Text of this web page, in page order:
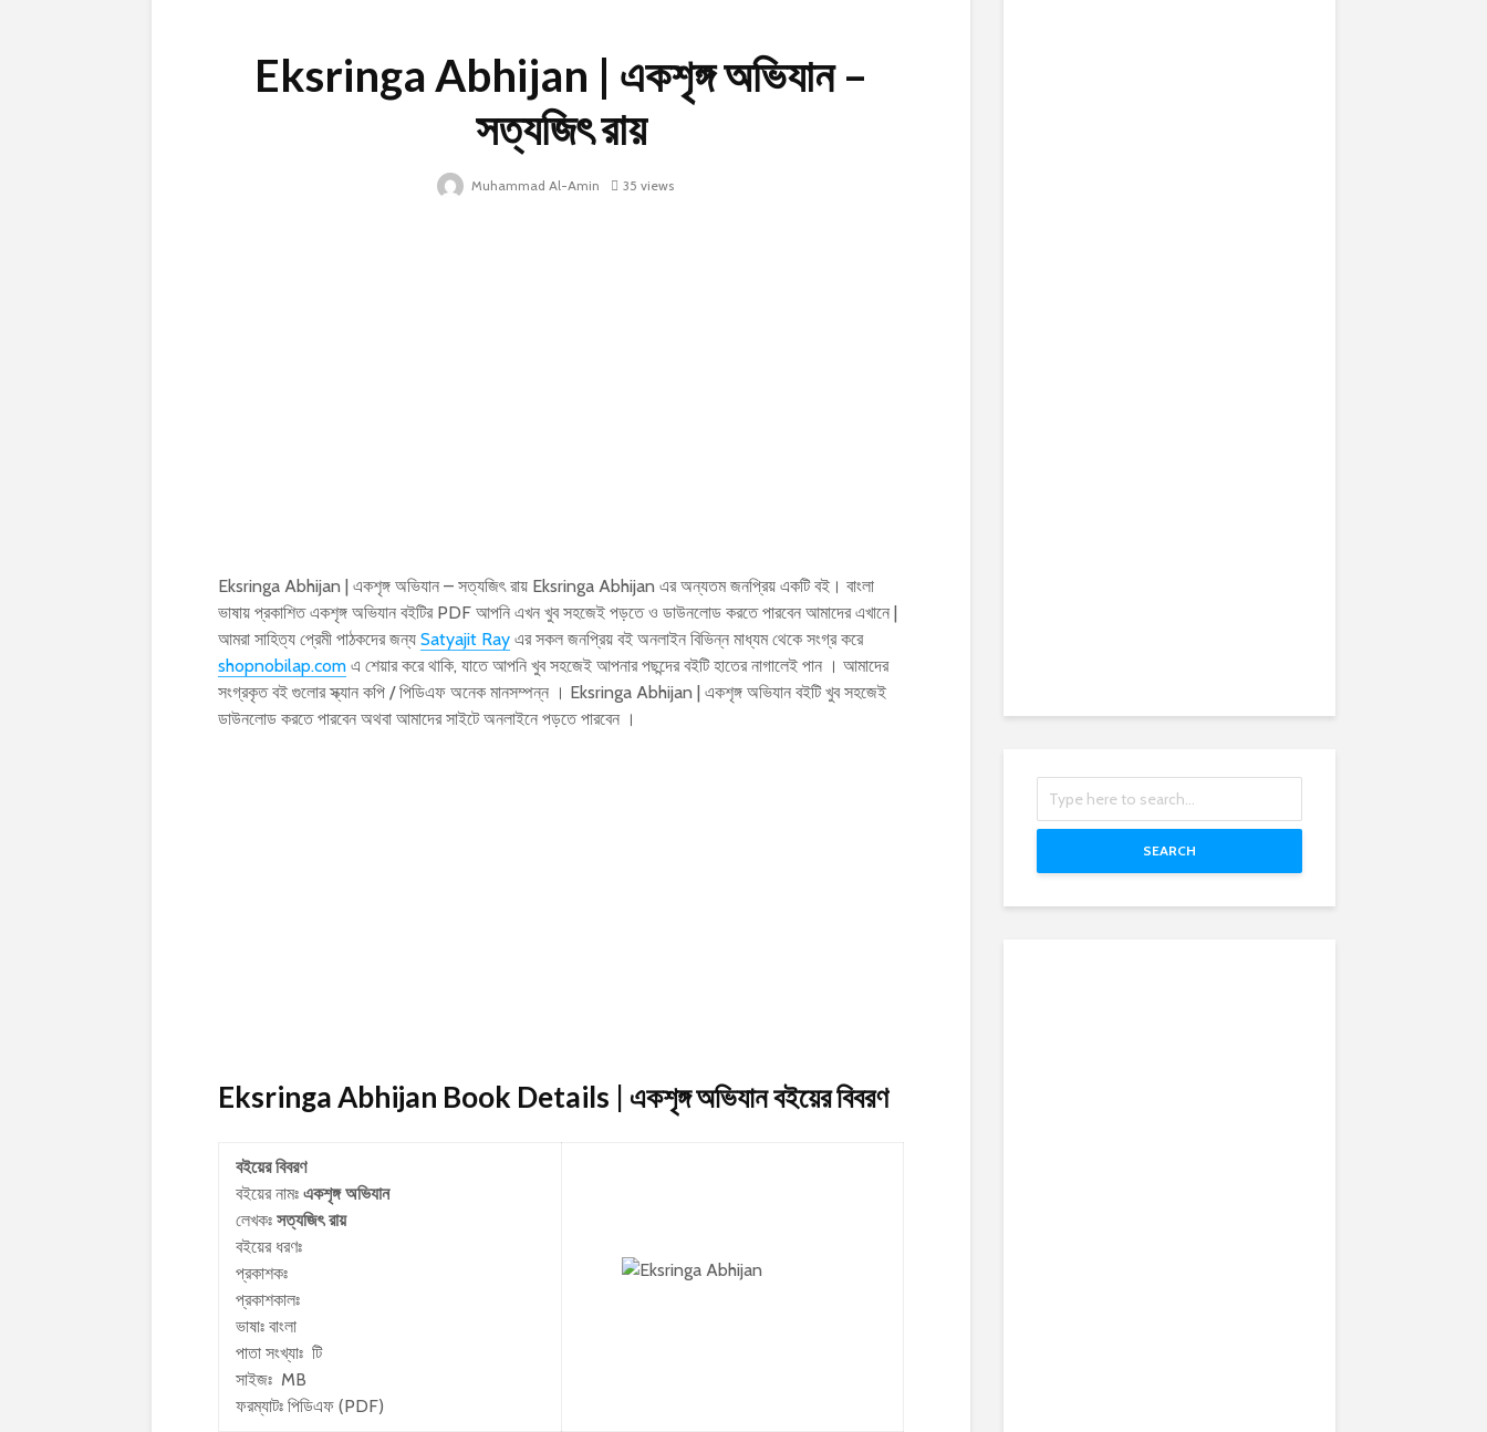
Eksringa Abhijan | একশৃঙ্গ অভিযান –
সত্যজিৎ রায়
Muhammad Al-Amin 35 views
Eksringa Abhijan | একশৃঙ্গ অভিযান – সত্যজিৎ রায় Eksringa Abhijan এর অন্যতম জনপ্রিয় একটি বই। বাংলা
ভাষায় প্রকাশিত একশৃঙ্গ অভিযান বইটির PDF আপনি এখন খুব সহজেই পড়তে ও ডাউনলোড করতে পারবেন আমাদের এখানে |
আমরা সাহিত্য প্রেমী পাঠকদের জন্য Satyajit Ray এর সকল জনপ্রিয় বই অনলাইন বিভিন্ন মাধ্যম থেকে সংগ্র করে
shopnobilap.com এ শেয়ার করে থাকি, যাতে আপনি খুব সহজেই আপনার পছন্দের বইটি হাতের নাগালেই পান । আমাদের
সংগ্রকৃত বই গুলোর স্ক্যান কপি / পিডিএফ অনেক মানসম্পন্ন । Eksringa Abhijan | একশৃঙ্গ অভিযান বইটি খুব সহজেই
ডাউনলোড করতে পারবেন অথবা আমাদের সাইটে অনলাইনে পড়তে পারবেন ।
Eksringa Abhijan Book Details | একশৃঙ্গ অভিযানবইয়ের বিবরণ
বইয়ের বিবরণ
বইয়ের নামঃ একশৃঙ্গ অভিযান
লেখকঃ সত্যজিৎ রায়
বইয়ের ধরণঃ
প্রকাশকঃ
প্রকাশকালঃ
ভাষাঃ বাংলা
পাতা সংখ্যাঃ টি
সাইজঃ MB
ফরম্যাটঃ পিডিএফ (PDF)
SEARCH